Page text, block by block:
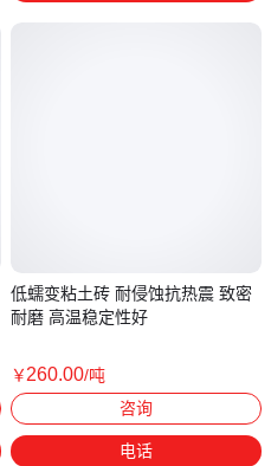
低蠕变粘土砖 耐侵蚀抗热震 致密
耐磨 高温稳定性好
￥260.00/吨
河南郑州
咨询
电话